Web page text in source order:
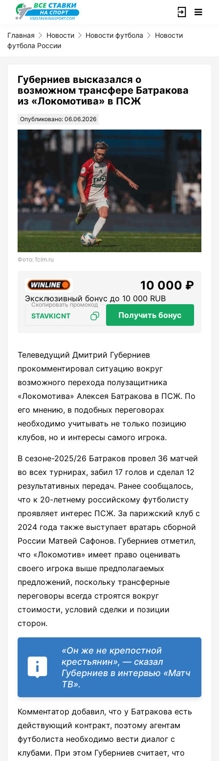
Главная Новости Новости футбола
Новости
футбола России
Губерниев высказался о
возможном трансфере Батракова
из «Локомотива» в ПСЖ
Опубликовано: 06.06.2026
Фото: fclm.ru
10 000 ₽
Эксклюзивный бонус до 10 000 RUB
STAVKICNT Получить бонус
Телеведущий Дмитрий Губерниев
прокомментировал ситуацию вокруг
возможного перехода полузащитника
«Локомотива» Алексея Батракова в ПСЖ. По
его мнению, в подобных переговорах
необходимо учитывать не только позицию
клубов, но и интересы самого игрока.
В сезоне-2025/26 Батраков провел 36 матчей
во всех турнирах, забил 17 голов и сделал 12
результативных передач. Ранее сообщалось,
что к 20-летнему российскому футболисту
проявляет интерес ПСЖ. За парижский клуб с
2024 года также выступает вратарь сборной
России Матвей Сафонов. Губерниев отметил,
что «Локомотив» имеет право оценивать
своего игрока выше предполагаемых
предложений, поскольку трансферные
переговоры всегда строятся вокруг
стоимости, условий сделки и позиции
сторон.
«Он же не крепостной
крестьянин», — сказал
Губерниев в интервью «Матч
ТВ».
Комментатор добавил, что у Батракова есть
действующий контракт, поэтому агентам
футболиста необходимо вести диалог с
клубами. При этом Губерниев считает, что